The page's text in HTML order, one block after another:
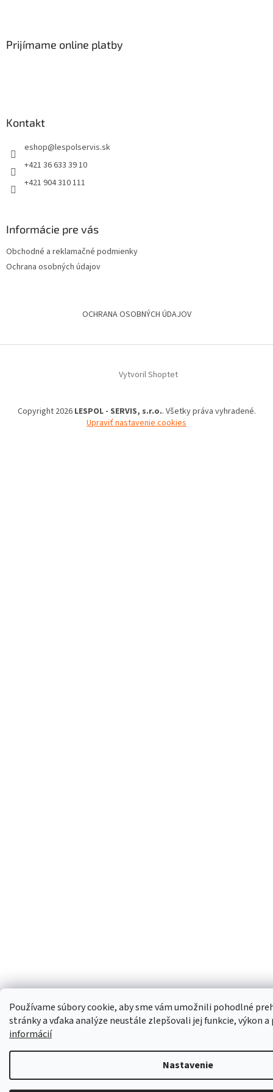
Používame súbory cookie, aby sme vám umožnili pohodlné
stránky a vďaka analýze neustále zlepšovali jej funkcie, výkon
informácií
Nastavenie
Prijímame online platby
Kontakt
eshop@lespolservis.sk
+421 36 633 39 10
+421 904 310 111
Informácie pre vás
Obchodné a reklamačné podmienky
Ochrana osobných údajov
OCHRANA OSOBNÝCH ÚDAJOV
Vytvoril Shoptet
Copyright 2026 LESPOL - SERVIS, s.r.o.. Všetky práva vyhradené.
Upraviť nastavenie cookies